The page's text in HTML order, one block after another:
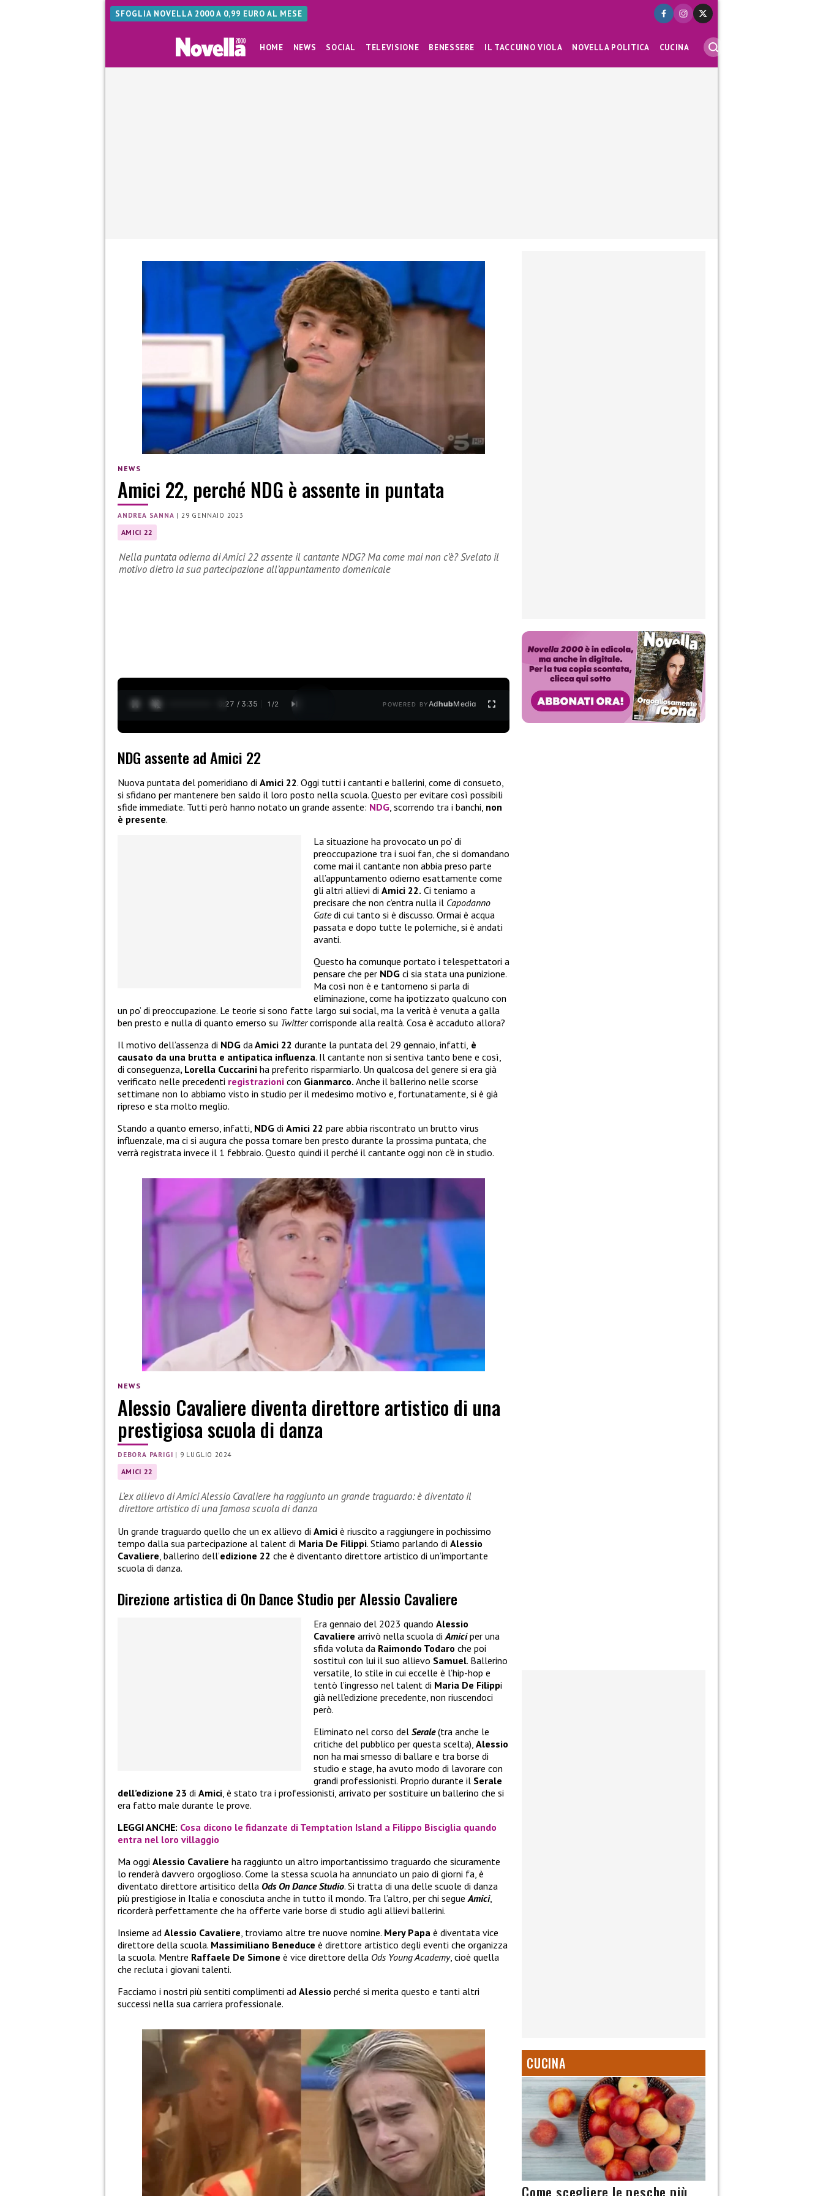
SFOGLIA NOVELLA 2000 A 0,99 EURO AL MESE
HOME NEWS SOCIAL TELEVISIONE BENESSERE IL TACCUINO VIOLA NOVELLA POLITICA CUCINA
NEWS
Amici 22, perché NDG è assente in puntata
ANDREA SANNA |29 GENNAIO 2023
AMICI 22
Nella puntata odierna di Amici 22 assente il cantante NDG? Ma come mai non c’è? Svelato il
motivo dietro la sua partecipazione all’appuntamento domenicale
0:28 / 3:35 1 /2 POWERED BYAdhubMedia
NDG assente ad Amici 22
Nuova puntata del pomeridiano di Amici 22. Oggi tutti i cantanti e ballerini, come di consueto,
si sfidano per mantenere ben saldo il loro posto nella scuola. Questo per evitare così possibili
sfide immediate. Tutti però hanno notato un grande assente: NDG, scorrendo tra i banchi, non
è presente.
La situazione ha provocato un po’ di
preoccupazione tra i suoi fan, che si domandano
come mai il cantante non abbia preso parte
all’appuntamento odierno esattamente come
gli altri allievi di Amici 22. Ci teniamo a
precisare che non c’entra nulla il Capodanno
Gatedi cui tanto si è discusso. Ormai è acqua
passata e dopo tutte le polemiche, si è andati
avanti.
Questo ha comunque portato i telespettatori a
pensare che per NDG ci sia stata una punizione.
Ma così non è e tantomeno si parla di
eliminazione, come ha ipotizzato qualcuno con
un po’ di preoccupazione. Le teorie si sono fatte largo sui social, ma la verità è venuta a galla
ben presto e nulla di quanto emerso su Twittercorrisponde alla realtà. Cosa è accaduto allora?
Il motivo dell’assenza di NDG daAmici 22 durante la puntata del 29 gennaio, infatti, è
causato da una brutta e antipatica influenza. Il cantante non si sentiva tanto bene e così,
di conseguenza, Lorella Cuccarini ha preferito risparmiarlo. Un qualcosa del genere si era già
verificato nelle precedenti registrazioni con Gianmarco. Anche il ballerino nelle scorse
settimane non lo abbiamo visto in studio per il medesimo motivo e, fortunatamente, si è già
ripreso e sta molto meglio.
Stando a quanto emerso, infatti, NDG di Amici 22 pare abbia riscontrato un brutto virus
influenzale, ma ci si augura che possa tornare ben presto durante la prossima puntata, che
verrà registrata invece il 1 febbraio. Questo quindi il perché il cantante oggi non c’è in studio.
NEWS
Alessio Cavaliere diventa direttore artistico di una
prestigiosa scuola di danza
DEBORA PARIGI | 9 LUGLIO 2024
AMICI 22
L’ex allievo di Amici Alessio Cavaliere ha raggiunto un grande traguardo: è diventato il
direttore artistico di una famosa scuola di danza
Un grande traguardo quello che un ex allievo di Amici è riuscito a raggiungere in pochissimo
tempo dalla sua partecipazione al talent di Maria De Filippi. Stiamo parlando di Alessio
Cavaliere, ballerino dell’edizione 22 che è diventanto direttore artistico di un’importante
scuola di danza.
Direzione artistica di On Dance Studio per Alessio Cavaliere
Era gennaio del 2023 quando Alessio
Cavaliere arrivò nella scuola diAmiciper una
sfida voluta da Raimondo Todaro che poi
sostituì con lui il suo allievo Samuel. Ballerino
versatile, lo stile in cui eccelle è l’hip-hop e
tentò l’ingresso nel talent di Maria De Filippi
già nell’edizione precedente, non riuscendoci
però.
Eliminato nel corso del Serale(tra anche le
critiche del pubblico per questa scelta), Alessio
non ha mai smesso di ballare e tra borse di
studio e stage, ha avuto modo di lavorare con
grandi professionisti. Proprio durante il Serale
dell’edizione 23 di Amici, è stato tra i professionisti, arrivato per sostituire un ballerino che si
era fatto male durante le prove.
LEGGI ANCHE: Cosa dicono le fidanzate di Temptation Island a Filippo Bisciglia quando
entra nel loro villaggio
Ma oggi Alessio Cavaliere ha raggiunto un altro importantissimo traguardo che sicuramente
lo renderà davvero orgoglioso. Come la stessa scuola ha annunciato un paio di giorni fa, è
diventato direttore artisitico della Ods On Dance Studio. Si tratta di una delle scuole di danza
più prestigiose in Italia e conosciuta anche in tutto il mondo. Tra l’altro, per chi segueAmici,
ricorderà perfettamente che ha offerte varie borse di studio agli allievi ballerini.
Insieme ad Alessio Cavaliere, troviamo altre tre nuove nomine. Mery Papa è diventata vice
direttore della scuola. Massimiliano Beneduce è direttore artistico degli eventi che organizza
la scuola. Mentre Raffaele De Simone è vice direttore della Ods Young Academy, cioè quella
che recluta i giovani talenti.
Facciamo i nostri più sentiti complimenti ad Alessio perché si merita questo e tanti altri
successi nella sua carriera professionale.
CUCINA
Come scegliere le pesche più